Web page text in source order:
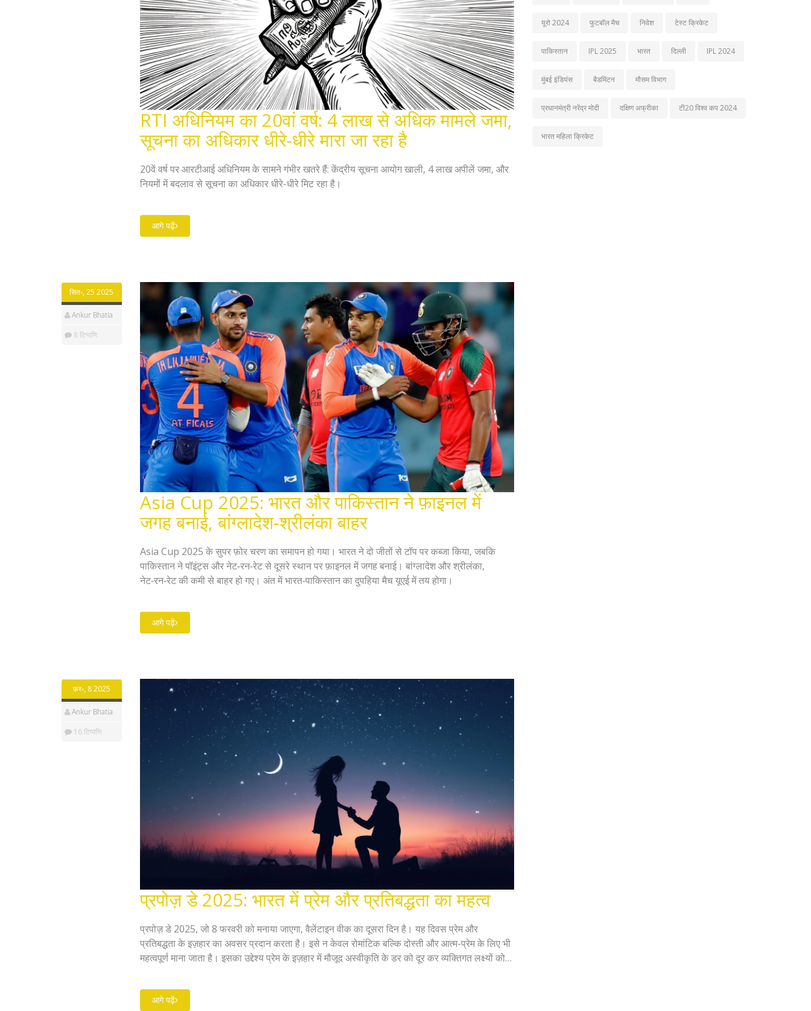
RTI अधिनियम का 20वां वर्ष: 4 लाख से अधिक मामले जमा,
सूचना का अधिकार धीरे-धीरे मारा जा रहा है
20वें वर्ष पर आरटीआई अधिनियम के सामने गंभीर खतरे हैं: केंद्रीय सूचना आयोग खाली, 4 लाख अपीलें जमा, और
नियमों में बदलाव से सूचना का अधिकार धीरे-धीरे मिट रहा है।
आगे पढ़ें
सित॰, 25 2025
Ankur Bhatia
8 टिप्पणि
Asia Cup 2025: भारत और पाकिस्तान ने फ़ाइनल में
जगह बनाई, बांग्लादेश‑श्रीलंका बाहर
Asia Cup 2025 के सुपर फ़ोर चरण का समापन हो गया। भारत ने दो जीतों से टॉप पर कब्जा किया, जबकि
पाकिस्तान ने पॉइंट्स और नेट‑रन‑रेट से दूसरे स्थान पर फ़ाइनल में जगह बनाई। बांग्लादेश और श्रीलंका,
नेट‑रन‑रेट की कमी से बाहर हो गए। अंत में भारत‑पाकिस्तान का दुपहिया मैच यूएई में तय होगा।
आगे पढ़ें
फ़र॰, 8 2025
Ankur Bhatia
16 टिप्पणि
प्रपोज़ डे 2025: भारत में प्रेम और प्रतिबद्धता का महत्व
प्रपोज़ डे 2025, जो 8 फरवरी को मनाया जाएगा, वैलेंटाइन वीक का दूसरा दिन है। यह दिवस प्रेम और
प्रतिबद्धता के इज़हार का अवसर प्रदान करता है। इसे न केवल रोमांटिक बल्कि दोस्ती और आत्म-प्रेम के लिए भी
महत्वपूर्ण माना जाता है। इसका उद्देश्य प्रेम के इज़हार में मौजूद अस्वीकृति के डर को दूर कर व्यक्तिगत लक्ष्यों को
आगे पढ़ें
यूरो 2024 फुटबॉल मैच निवेश टेस्ट क्रिकेट
पाकिस्तान IPL 2025 भारत दिल्ली IPL 2024
मुंबई इंडियंस बैडमिंटन मौसम विभाग
प्रधानमंत्री नरेंद्र मोदी दक्षिण अफ्रीका टी20 विश्व कप 2024
भारत महिला क्रिकेट